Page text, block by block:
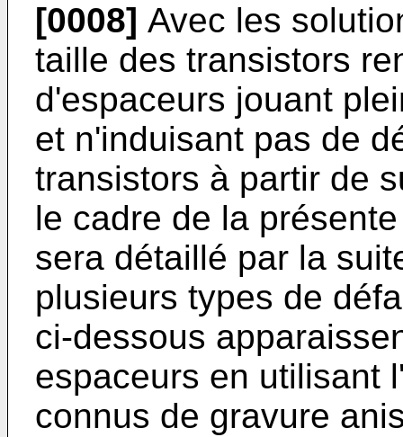
[0008] Avec les
taille des transistors
d'espaceurs jouant
et n'induisant pas de
transistors à partir de
le cadre de la
sera détaillé par la
plusieurs types de
ci-dessous
espaceurs en utilisant
connus de gravure